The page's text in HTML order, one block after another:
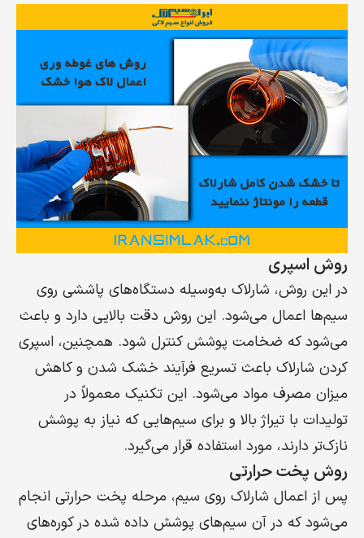
روش اسپری
در این روش، شارلاک به‌وسیله دستگاه‌های پاششی روی
سیم‌ها اعمال می‌شود. این روش دقت بالایی دارد و باعث
می‌شود که ضخامت پوشش کنترل شود. همچنین، اسپری
کردن شارلاک باعث تسریع فرآیند خشک شدن و کاهش
میزان مصرف مواد می‌شود. این تکنیک معمولاً در
تولیدات با تیراژ بالا و برای سیم‌هایی که نیاز به پوشش
نازک‌تر دارند، مورد استفاده قرار می‌گیرد.
روش پخت حرارتی
پس از اعمال شارلاک روی سیم، مرحله پخت حرارتی انجام
می‌شود که در آن سیم‌های پوشش داده شده در کوره‌های